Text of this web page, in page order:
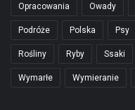
Opracowania Owady
Podróże Polska Psy
Rośliny Ryby Ssaki
Wymarłe Wymieranie